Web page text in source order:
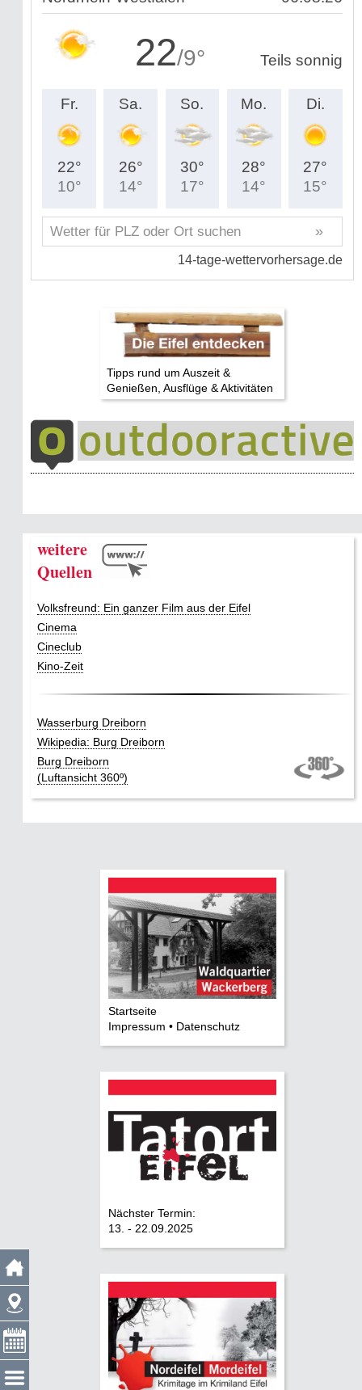
Tipps rund um Auszeit &
Genießen, Ausflüge & Aktivitäten
weitere
Quellen
Volksfreund: Ein ganzer Film aus der Eifel
Cinema
Cineclub
Kino-Zeit
Wasserburg Dreiborn
Wikipedia: Burg Dreiborn
Burg Dreiborn
(Luftansicht 360º)
Startseite
Impressum • Datenschutz
Nächster Termin:
13. - 22.09.2025